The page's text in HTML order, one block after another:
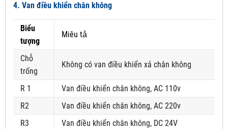
4. Van điều khiển chân không
Biểu
tượng
Miêu tả
Chỗ
trống
Không có van điều khiển xả chân không
R 1
Van điều khiển chân không, AC 110v
R2
Van điều khiển chân không, AC 220v
R3
Van điều khiển chân không, DC 24V